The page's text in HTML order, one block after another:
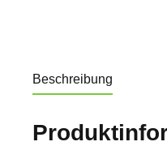
Beschreibung